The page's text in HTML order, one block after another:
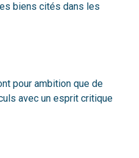
biens cités dans les
pour ambition que de
avec un esprit critique